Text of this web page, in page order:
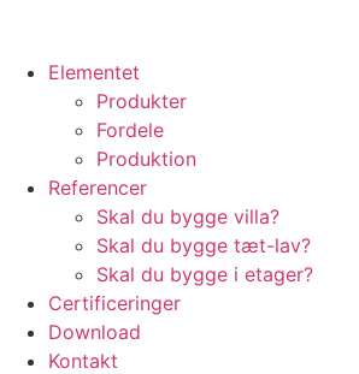
Elementet
Produkter
Fordele
Produktion
Referencer
Skal du bygge villa?
Skal du bygge tæt-lav?
Skal du bygge i etager?
Certificeringer
Download
Kontakt